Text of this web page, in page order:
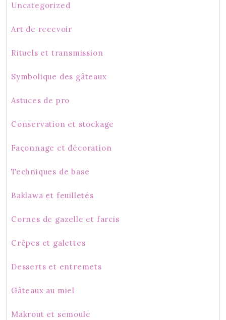
Uncategorized
Art de recevoir
Rituels et transmission
Symbolique des gâteaux
Astuces de pro
Conservation et stockage
Façonnage et décoration
Techniques de base
Baklawa et feuilletés
Cornes de gazelle et farcis
Crêpes et galettes
Desserts et entremets
Gâteaux au miel
Makrout et semoule